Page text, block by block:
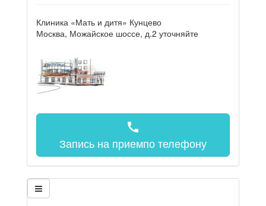
Клиника «Мать и дитя» Кунцево
Москва, Можайское шоссе, д.2 уточняйте
call
Запись на приемпо телефону